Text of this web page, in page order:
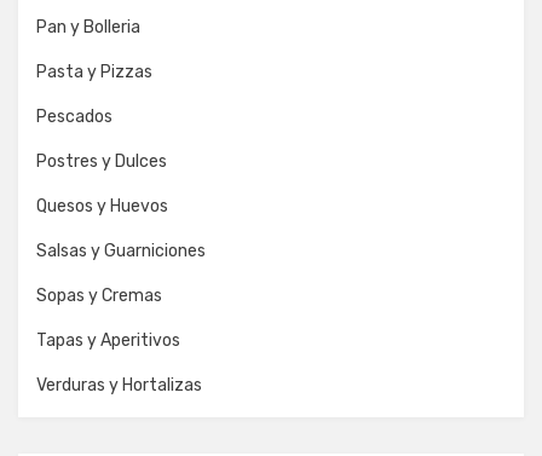
Pan y Bolleria
Pasta y Pizzas
Pescados
Postres y Dulces
Quesos y Huevos
Salsas y Guarniciones
Sopas y Cremas
Tapas y Aperitivos
Verduras y Hortalizas